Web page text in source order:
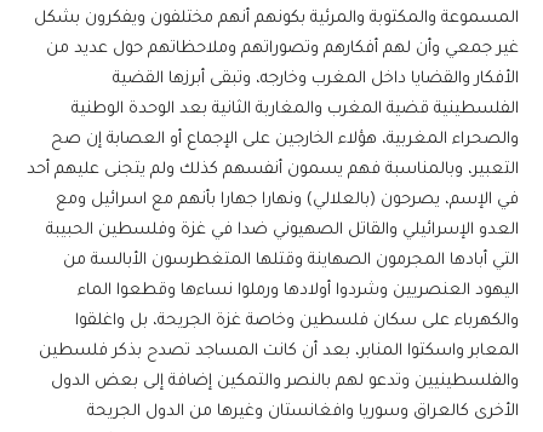
المسموعة والمكتوبة والمرئية بكونهم أنهم مختلفون ويفكرون بشكل
غير جمعي وأن لهم أفكارهم وتصوراتهم وملاحظاتهم حول عديد من
الأفكار والقضايا داخل المغرب وخارجه، وتبقى أبرزها القضية
الفلسطينية قضية المغرب والمغاربة الثانية بعد الوحدة الوطنية
والصحراء المغربية، هؤلاء الخارجين على الإجماع أو العصابة إن صح
التعبير، وبالمناسبة فهم يسمون أنفسهم كذلك ولم يتجنى عليهم أحد
في الإسم، يصرحون (بالعلالي) ونهارا جهارا بأنهم مع اسرائيل ومع
العدو الإسرائيلي والقاتل الصهيوني ضدا في غزة وفلسطين الحبيبة
التي أبادها المجرمون الصهاينة وقتلها المتغطرسون الأبالسة من
اليهود العنصريين وشردوا أولادها ورملوا نساءها وقطعوا الماء
والكهرباء على سكان فلسطين وخاصة غزة الجريحة، بل واغلقوا
المعابر واسكتوا المنابر، بعد أن كانت المساجد تصدح بذكر فلسطين
والفلسطينيين وتدعو لهم بالنصر والتمكين إضافة إلى بعض الدول
الأخرى كالعراق وسوريا وافغانستان وغيرها من الدول الجريحة